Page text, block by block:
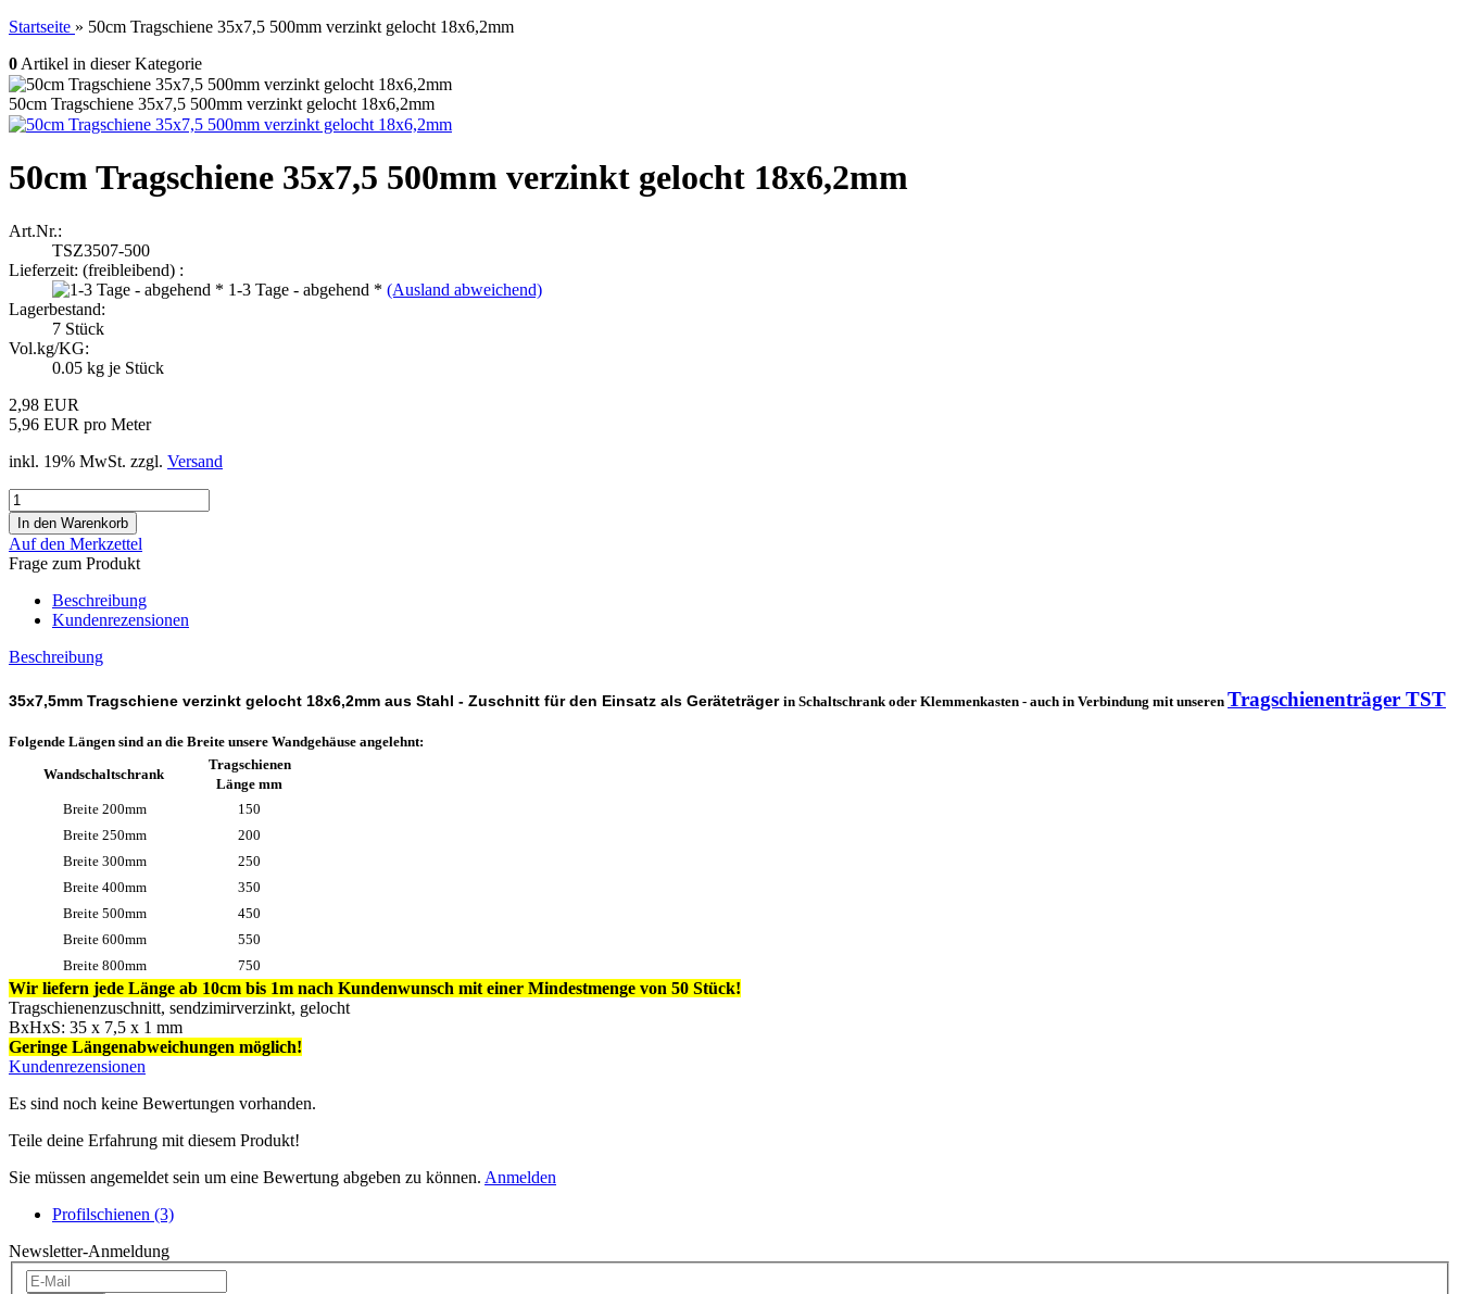
Startseite » 50cm Tragschiene 35x7,5 500mm verzinkt gelocht 18x6,2mm
0 Artikel in dieser Kategorie
50cm Tragschiene 35x7,5 500mm verzinkt gelocht 18x6,2mm
50cm Tragschiene 35x7,5 500mm verzinkt gelocht 18x6,2mm
Art.Nr.:
TSZ3507-500
Lieferzeit: (freibleibend) :
1-3 Tage - abgehend * (Ausland abweichend)
Lagerbestand:
7 Stück
Vol.kg/KG:
0.05 kg je Stück
2,98 EUR
5,96 EUR pro Meter
inkl. 19% MwSt. zzgl. Versand
Auf den Merkzettel
Frage zum Produkt
Beschreibung
Kundenrezensionen
Beschreibung
35x7,5mm Tragschiene verzinkt gelocht 18x6,2mm aus Stahl - Zuschnitt für den Einsatz als Geräteträger in Schaltschrank oder Klemmenkasten - auch in Verbindung mit unseren Tragschienenträger TST
Folgende Längen sind an die Breite unsere Wandgehäuse angelehnt:
Wandschaltschrank
Tragschienen
Länge mm
Breite 200mm
150
Breite 250mm
200
Breite 300mm
250
Breite 400mm
350
Breite 500mm
450
Breite 600mm
550
Breite 800mm
750
Wir liefern jede Länge ab 10cm bis 1m nach Kundenwunsch mit einer Mindestmenge von 50 Stück!
Tragschienenzuschnitt, sendzimirverzinkt, gelocht
BxHxS: 35 x 7,5 x 1 mm
Geringe Längenabweichungen möglich!
Kundenrezensionen
Es sind noch keine Bewertungen vorhanden.
Teile deine Erfahrung mit diesem Produkt!
Sie müssen angemeldet sein um eine Bewertung abgeben zu können. Anmelden
Profilschienen (3)
Newsletter-Anmeldung